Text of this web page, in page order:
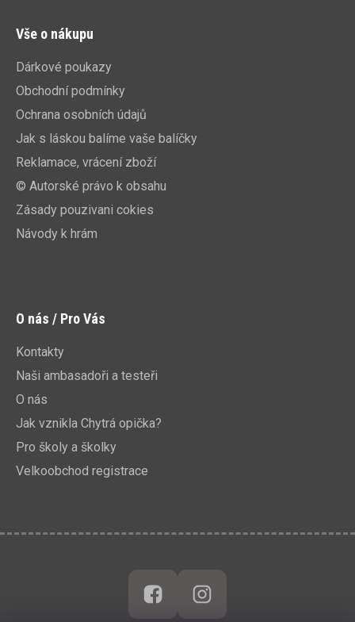
Vše o nákupu
Dárkové poukazy
Obchodní podmínky
Ochrana osobních údajů
Jak s láskou balíme vaše balíčky
Reklamace, vrácení zboží
© Autorské právo k obsahu
Zásady pouzivani cokies
Návody k hrám
O nás / Pro Vás
Kontakty
Naši ambasadoři a testeři
O nás
Jak vznikla Chytrá opička?
Pro školy a školky
Velkoobchod registrace